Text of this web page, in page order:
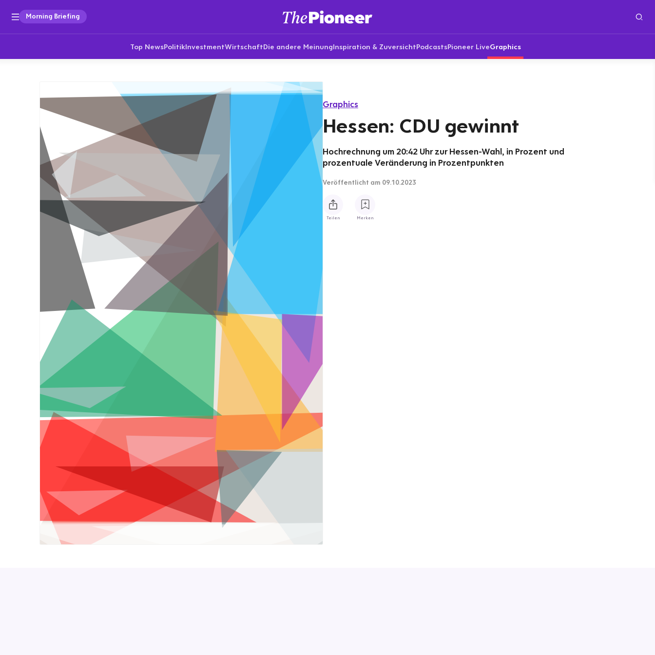
Morning Briefing
Top NewsPolitikInvestmentWirtschaftDie andere MeinungInspiration & ZuversichtPodcastsPioneer LiveGraphics
Graphics
Hessen: CDU gewinnt
Hochrechnung um 20:42 Uhr zur Hessen-Wahl, in Prozent und
prozentuale Veränderung in Prozentpunkten
Veröffentlicht am 09.10.2023
Teilen Merken